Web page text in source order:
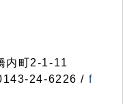
内町2-1-11
24-6226 / f